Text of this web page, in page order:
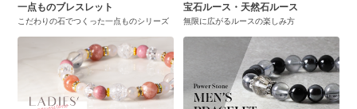
一点ものブレスレット
こだわりの石でつくった一点ものシリーズ
宝石ルース・天然石ルース
無限に広がるルースの楽しみ方